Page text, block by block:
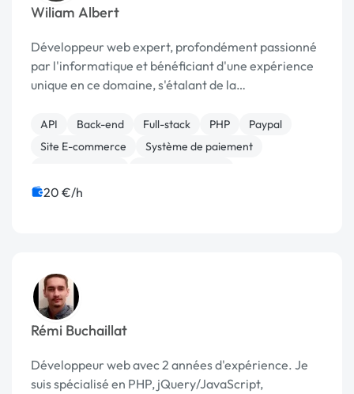
Wiliam Albert
Développeur web expert, profondément passionné
par l'informatique et bénéficiant d'une expérience
unique en ce domaine, s'étalant de la
ordinateurs personnels, jusqu'au développement en
PHP, Javascript ...
API Back-end Full-stack PHP
Paypal
Site E-commerce
Système de paiement
Création de site internet
20 €/h
Rémi Buchaillat
Développeur web avec 2 années d'expérience. Je
suis spécialisé en PHP, jQuery/JavaScript,